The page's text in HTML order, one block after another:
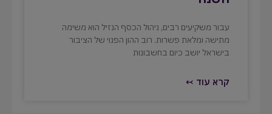
עבור משקיעים רבים, ניהול הכסף הנזיל הוא משימה
מתישה ומלאת פשרות. רוב ההון הפנוי של הציבור
בישראל יושב כיום בחשבונות
קרא עוד ↢